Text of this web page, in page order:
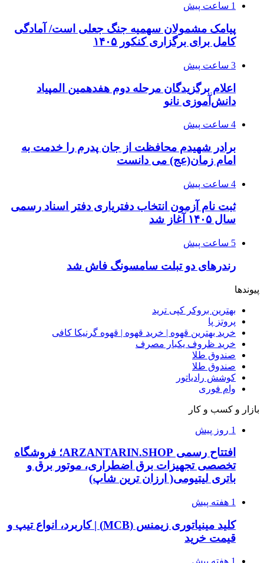
1 ساعت پیش
پیامک مشمولان سهمیه جنگ جعلی است/ آمادگی
کامل برای برگزاری کنکور ۱۴۰۵
3 ساعت پیش
اعلام برگزیدگان مرحله دوم هفدهمین المپیاد
دانش‌آموزی نانو
4 ساعت پیش
برادر شهیدم محافظت از جان پدرم را خدمت به
امام زمان(عج) می دانست
4 ساعت پیش
ثبت نام آزمون انتخاب دفتریاری دفتر اسناد رسمی
سال ۱۴۰۵ آغاز شد
5 ساعت پیش
رندرهای دو تبلت سامسونگ فاش شد
پیوندها
بهترین بروکر کپی ترید
پروتز پا
خرید بهترین قهوه | خرید قهوه | قهوه گرنیکا کافی
خرید ظروف یکبار مصرف
صندوق طلا
صندوق طلا
کوشش رادیاتور
وام فوری
بازار و کسب و کار
1 روز پیش
افتتاح رسمی ARZANTARIN.SHOP؛ فروشگاه
تخصصی تجهیزات برق اضطراری، موتور برق و
باتری لیتیومی( ارزان ترین شاپ)
1 هفته پیش
کلید مینیاتوری زیمنس (MCB) | کاربرد، انواع تیپ و
قیمت خرید